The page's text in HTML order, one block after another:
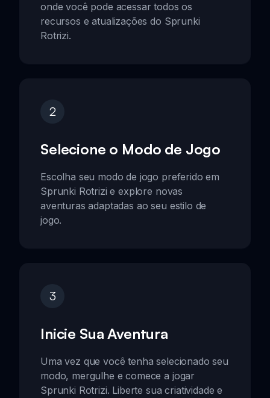
onde você pode acessar todos os
recursos e atualizações do Sprunki
Rotrizi.
2
Selecione o Modo de Jogo
Escolha seu modo de jogo preferido em
Sprunki Rotrizi e explore novas
aventuras adaptadas ao seu estilo de
jogo.
3
Inicie Sua Aventura
Uma vez que você tenha selecionado seu
modo, mergulhe e comece a jogar
Sprunki Rotrizi. Liberte sua criatividade e